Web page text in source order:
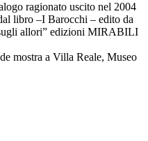
ragionato uscito nel 2004
libro –I Barocchi – edito da
allori” edizioni MIRABILI
mostra a Villa Reale, Museo